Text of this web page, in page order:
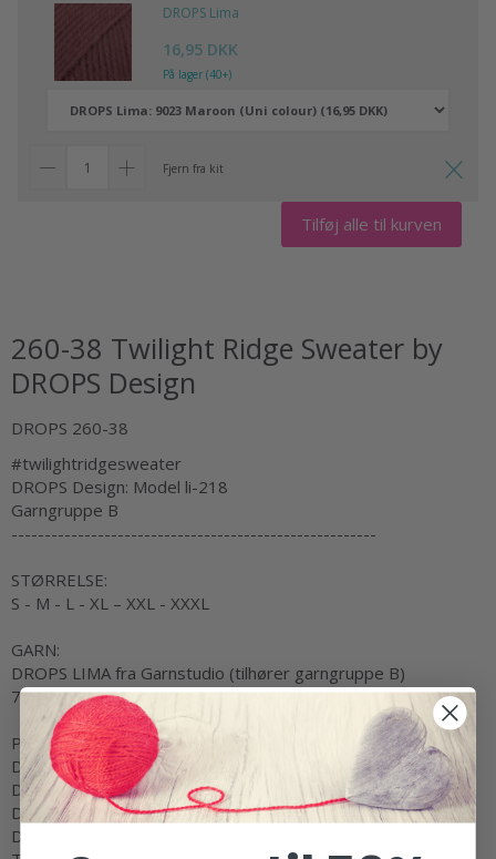
DROPS Lima
16,95 DKK
På lager (40+)
Fjern fra kit
Tilføj alle til kurven
260-38 Twilight Ridge Sweater by
DROPS Design
DROPS 260-38
#twilightridgesweater
DROPS Design: Model li-218
Garngruppe B
-------------------------------------------------------
STØRRELSE:
S - M - L - XL – XXL - XXXL
GARN:
DROPS LIMA fra Garnstudio (tilhører garngruppe B)
700-750-800-900-1000-1100 g farve 9023, Rødbrun
PINDE:
DROPS RUNDPINDE NR 4: Længde 40 cm og 80 cm.
DROPS RUNDPINDE NR 3: Længde 40 cm og 80 cm.
DROPS STRØMPEPINDE NR 4.
DROPS STRØMPEPINDE NR 3.